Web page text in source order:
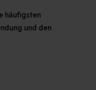
häufigsten
und den